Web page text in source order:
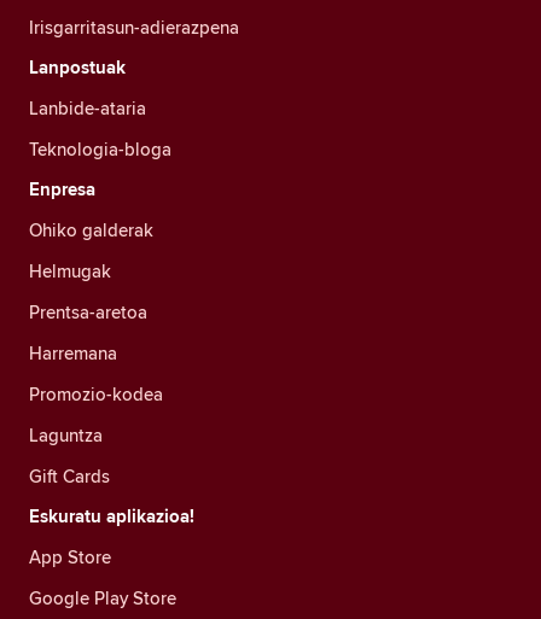
Irisgarritasun-adierazpena
Lanpostuak
Lanbide-ataria
Teknologia-bloga
Enpresa
Ohiko galderak
Helmugak
Prentsa-aretoa
Harremana
Promozio-kodea
Laguntza
Gift Cards
Eskuratu aplikazioa!
App Store
Google Play Store